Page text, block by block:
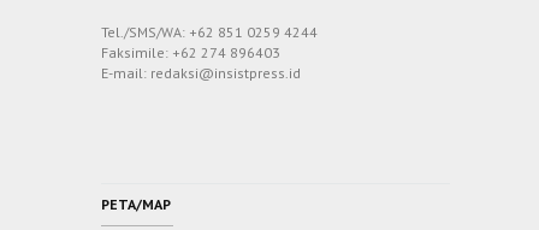
Tel./SMS/WA: +62 851 0259 4244
Faksimile: +62 274 896403
E-mail: redaksi@insistpress.id
PETA/MAP